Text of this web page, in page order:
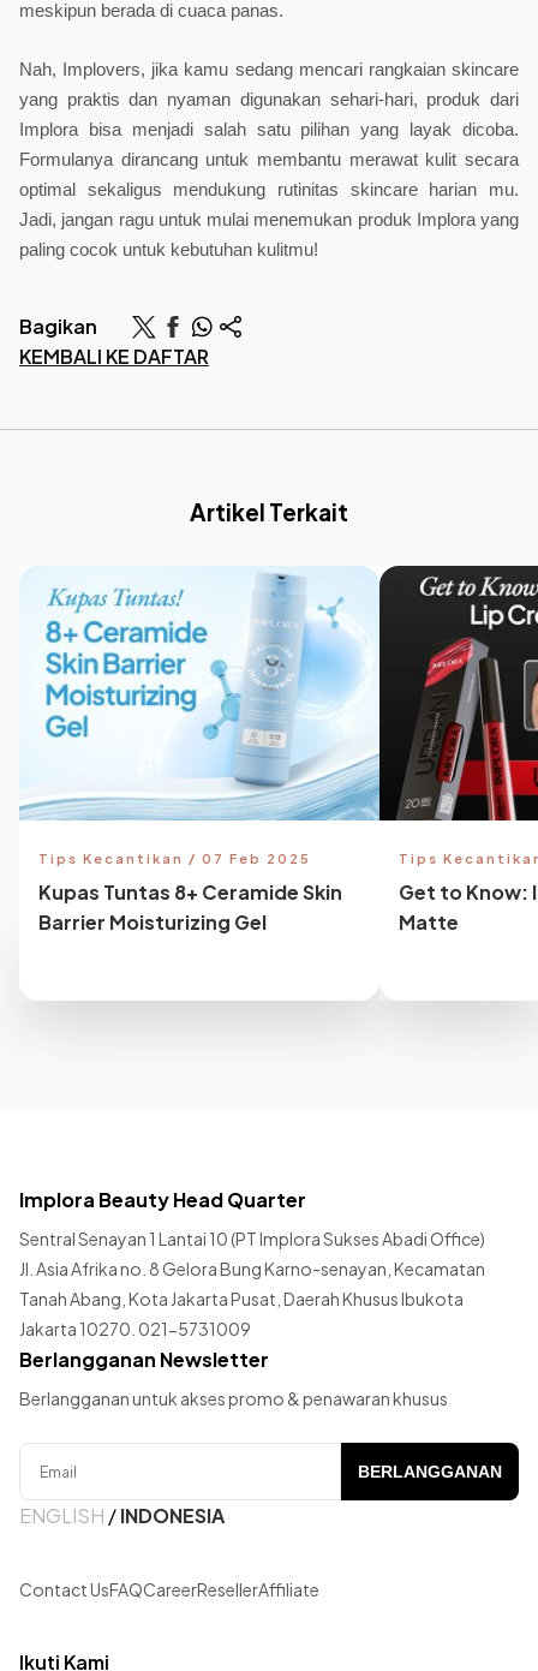
meskipun berada di cuaca panas.
Nah, Implovers, jika kamu sedang mencari rangkaian skincare
yang praktis dan nyaman digunakan sehari-hari, produk dari
Implora bisa menjadi salah satu pilihan yang layak dicoba.
Formulanya dirancang untuk membantu merawat kulit secara
optimal sekaligus mendukung rutinitas skincare harian mu.
Jadi, jangan ragu untuk mulai menemukan produk Implora yang
paling cocok untuk kebutuhan kulitmu!
KEMBALI KE DAFTAR
Bagikan
Artikel Terkait
Tips Kecantikan / 07 Feb 2025
Kupas Tuntas 8+ Ceramide Skin
Barrier Moisturizing Gel
Tips
Get to Know:
Matte
Implora Beauty Head Quarter
Sentral Senayan 1 Lantai 10 (PT Implora Sukses Abadi Office)
Jl. Asia Afrika no. 8 Gelora Bung Karno-senayan, Kecamatan
Tanah Abang, Kota Jakarta Pusat, Daerah Khusus Ibukota
Jakarta 10270. 021-5731009
Berlangganan Newsletter
Berlangganan untuk akses promo & penawaran khusus
BERLANGGANAN
ENGLISH /INDONESIA
Contact UsFAQCareerResellerAffiliate
Ikuti Kami